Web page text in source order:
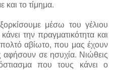
το τίμημα.
μέσω του γέλιου
την πραγματικότητα και
αβίωτο, που μας έχουν
αφήσουν σε ησυχία. Νιώθεις
που τους κάνει ο